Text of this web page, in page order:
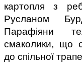
картопля з
Русланом
Парафіяни
смаколики, що
до спільної